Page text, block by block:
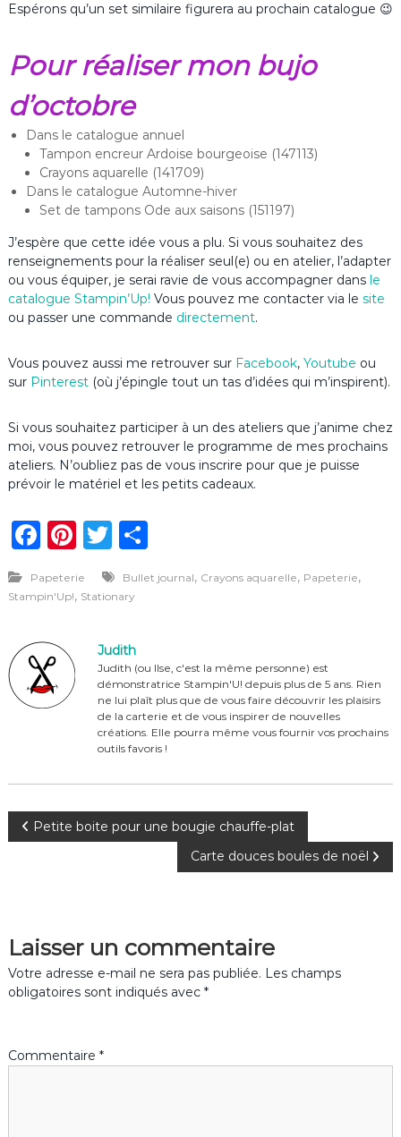
Espérons qu’un set similaire figurera au prochain catalogue 😉
Pour réaliser mon bujo
d’octobre
Dans le catalogue annuel
Tampon encreur Ardoise bourgeoise (147113)
Crayons aquarelle (141709)
Dans le catalogue Automne-hiver
Set de tampons Ode aux saisons (151197)
J’espère que cette idée vous a plu. Si vous souhaitez des
renseignements pour la réaliser seul(e) ou en atelier, l’adapter
ou vous équiper, je serai ravie de vous accompagner dans le
catalogue Stampin’Up! Vous pouvez me contacter via le site
ou passer une commande directement.
Vous pouvez aussi me retrouver sur Facebook, Youtube ou
sur Pinterest (où j’épingle tout un tas d’idées qui m’inspirent).
Si vous souhaitez participer à un des ateliers que j’anime chez
moi, vous pouvez retrouver le programme de mes prochains
ateliers. N’oubliez pas de vous inscrire pour que je puisse
prévoir le matériel et les petits cadeaux.
F
c
b
o
o
Pi
te
st
T
w
it
r
P
ta
Papeterie Bullet journal, Crayons aquarelle, Papeterie,
Stampin'Up!, Stationary
Judith
Judith (ou Ilse, c'est la même personne) est
démonstratrice Stampin'U! depuis plus de 5 ans. Rien
ne lui plaît plus que de vous faire découvrir les plaisirs
de la carterie et de vous inspirer de nouvelles
créations. Elle pourra même vous fournir vos prochains
outils favoris !
N
i
g
t
Petite boite pour une bougie chauffe-plat
Carte douces boules de noël
Laisser un commentaire
Votre adresse e-mail ne sera pas publiée. Les champs
obligatoires sont indiqués avec *
Commentaire *